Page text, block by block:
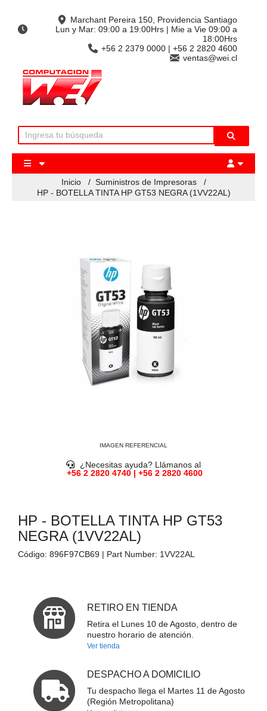
Marchant Pereira 150, Providencia Santiago
Lun y Mar: 09:00 a 19:00Hrs | Mie a Vie 09:00 a
18:00Hrs
+56 2 2379 0000 | +56 2 2820 4600
ventas@wei.cl
Inicio / Suministros de Impresoras
/
HP - BOTELLA TINTA HP GT53 NEGRA (1VV22AL)
IMAGEN REFERENCIAL
¿Necesitas ayuda? Llámanos al
+56 2 2820 4740 | +56 2 2820 4600
HP - BOTELLA TINTA HP GT53
NEGRA (1VV22AL)
Código:896F97CB69 | Part Number: 1VV22AL
RETIRO EN TIENDA
Retira el Lunes 10 de Agosto, dentro de
nuestro horario de atención.
Ver tienda
DESPACHO A DOMICILIO
Tu despacho llega el Martes 11 de Agosto
(Región Metropolitana)